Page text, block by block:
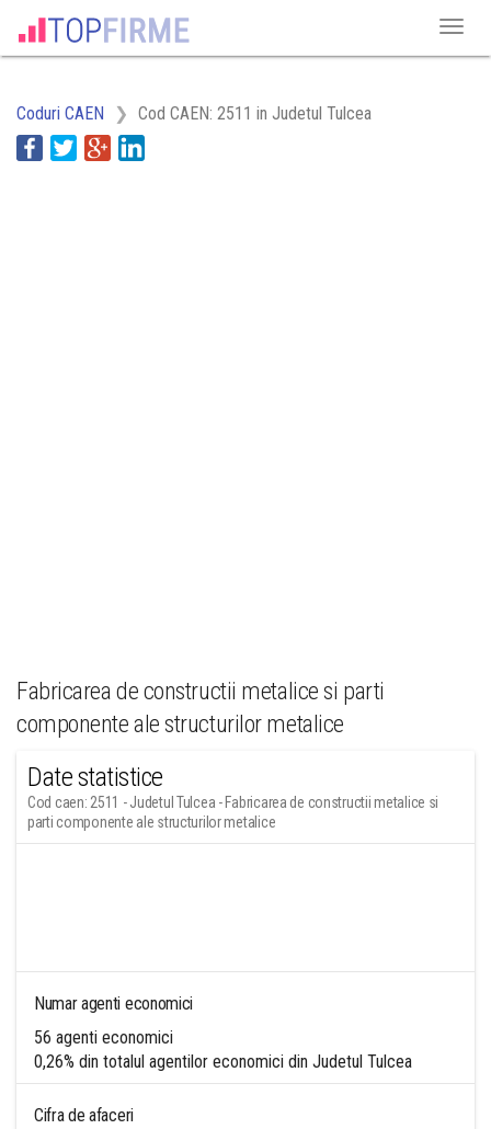
Coduri CAEN Cod CAEN: 2511 in Judetul Tulcea
Fabricarea de constructii metalice si parti
componente ale structurilor metalice
Date statistice
Cod caen: 2511 - Judetul Tulcea - Fabricarea de constructii metalice si
parti componente ale structurilor metalice
Numar agenti economici
56 agenti economici
0,26% din totalul agentilor economici din Judetul Tulcea
Cifra de afaceri